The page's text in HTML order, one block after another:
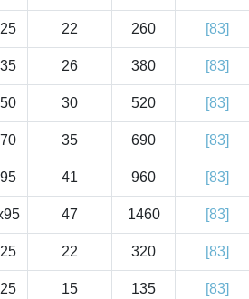
22 260 [83]
26 380 [83]
30 520 [83]
35 690 [83]
41 960 [83]
47 1460 [83]
22 320 [83]
15 135 [83]